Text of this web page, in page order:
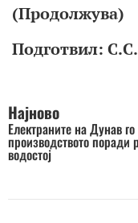
(Продолжува)
Подготвил: С.С.
Најново
Електраните на Дунав
производството поради
водостој